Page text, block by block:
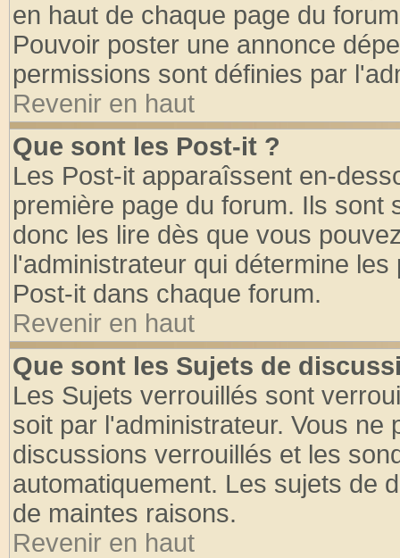
en haut de chaque page du
Pouvoir poster une annonce
permissions sont définies par
Revenir en haut
Que sont les Post-it ?
Les Post-it apparaîssent en-
première page du forum. Ils
donc les lire dès que vous
l'administrateur qui détermine
Post-it dans chaque forum.
Revenir en haut
Que sont les Sujets de
Les Sujets verrouillés sont
soit par l'administrateur. Vous
discussions verrouillés et les
automatiquement. Les sujets de
de maintes raisons.
Revenir en haut